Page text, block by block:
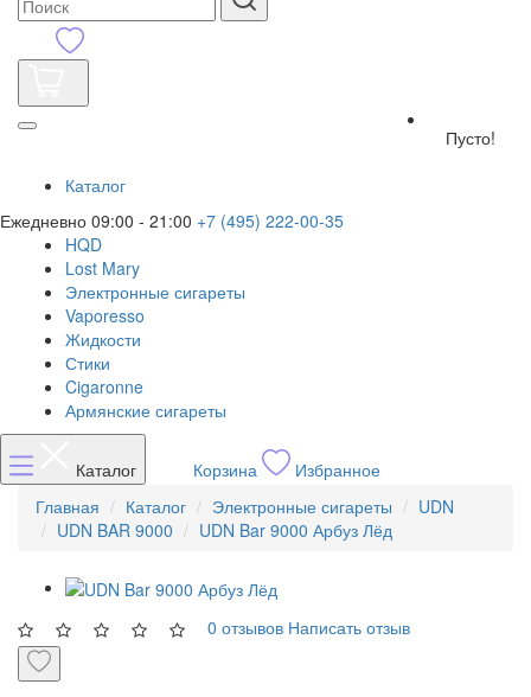
Пусто!
Каталог
Ежедневно 09:00 - 21:00 +7 (495) 222-00-35
HQD
Lost Mary
Электронные сигареты
Vaporesso
Жидкости
Стики
Cigaronne
Армянские сигареты
Каталог Корзина
Избранное
Главная
Каталог Электронные сигареты
UDN
UDN BAR 9000
UDN Bar 9000 Арбуз Лёд
0 отзывов Написать отзыв